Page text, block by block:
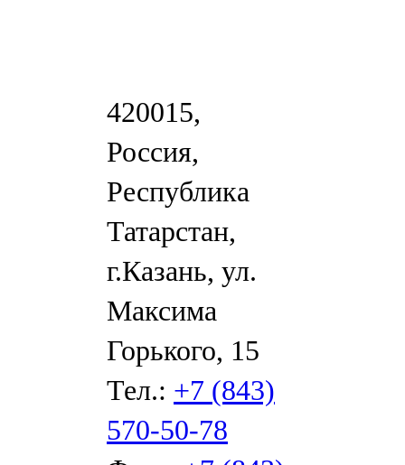
420015,
Россия,
Республика
Татарстан,
г.Казань, ул.
Максима
Горького, 15
Тел.: +7 (843)
570-50-78